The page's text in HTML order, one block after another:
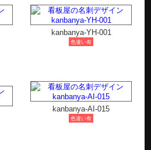
kanbanya-YH-001
色違い有
kanbanya-AI-015
色違い有